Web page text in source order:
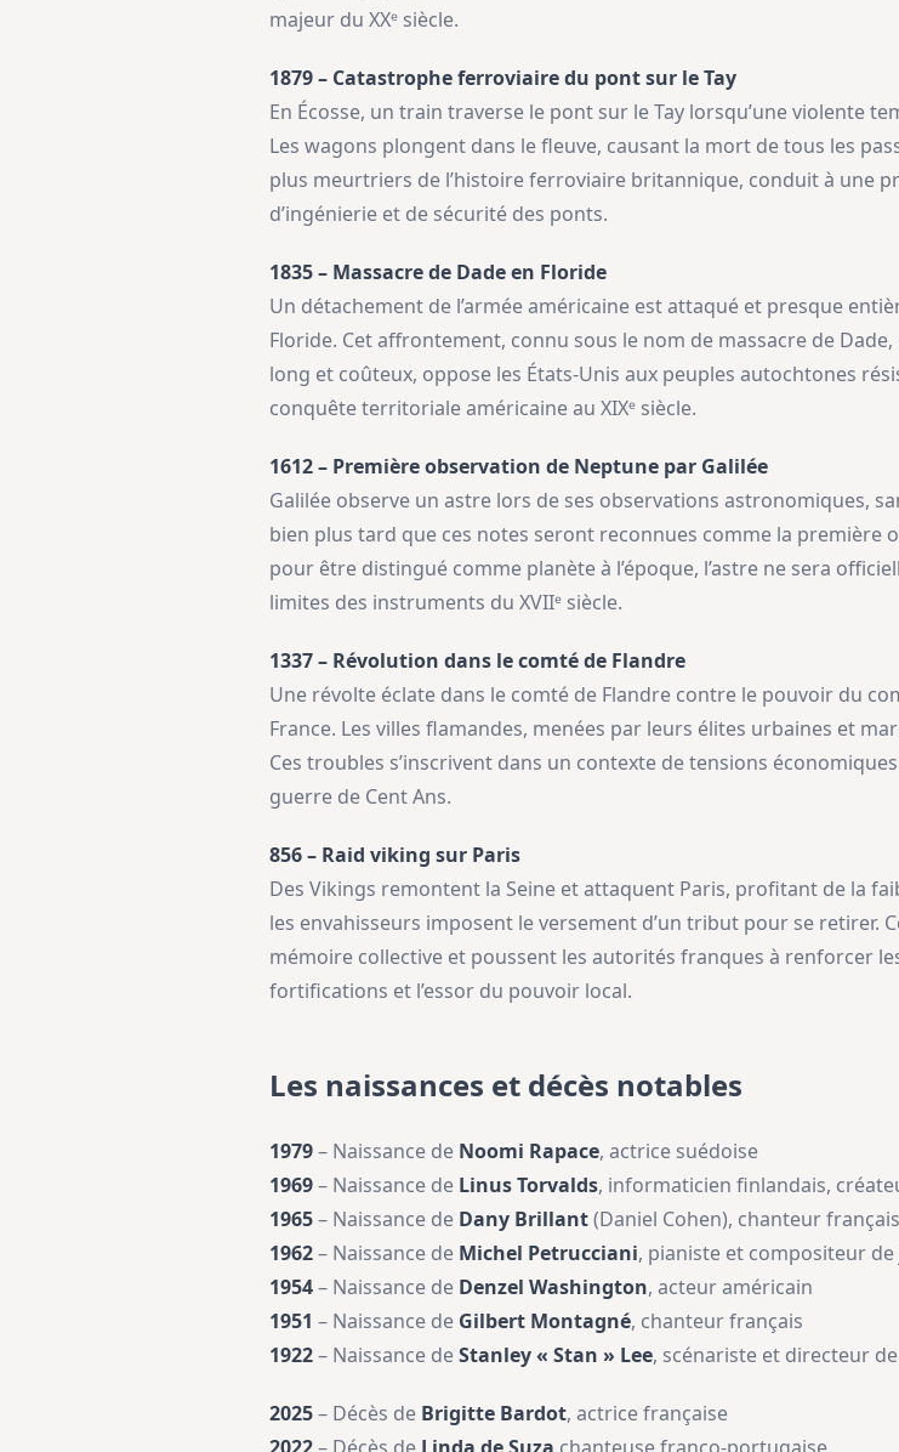
majeur du XXᵉ siècle.
1879 – Catastrophe ferroviaire du pont sur le Tay
En Écosse, un train traverse le pont sur le Tay lorsqu’une violente
Les wagons plongent dans le fleuve, causant la mort de tous les
plus meurtriers de l’histoire ferroviaire britannique, conduit à une
d’ingénierie et de sécurité des ponts.
1835 – Massacre de Dade en Floride
Un détachement de l’armée américaine est attaqué et presque
Floride. Cet affrontement, connu sous le nom de massacre de
long et coûteux, oppose les États-Unis aux peuples autochtones
conquête territoriale américaine au XIXᵉ siècle.
1612 – Première observation de Neptune par Galilée
Galilée observe un astre lors de ses observations astronomiques,
bien plus tard que ces notes seront reconnues comme la première
pour être distingué comme planète à l’époque, l’astre ne sera
limites des instruments du XVIIᵉ siècle.
1337 – Révolution dans le comté de Flandre
Une révolte éclate dans le comté de Flandre contre le pouvoir du
France. Les villes flamandes, menées par leurs élites urbaines et
Ces troubles s’inscrivent dans un contexte de tensions
guerre de Cent Ans.
856 – Raid viking sur Paris
Des Vikings remontent la Seine et attaquent Paris, profitant de la
les envahisseurs imposent le versement d’un tribut pour se retirer.
mémoire collective et poussent les autorités franques à renforcer
fortifications et l’essor du pouvoir local.
Les naissances et décès notables
1979– Naissance de Noomi Rapace, actrice suédoise
1969– Naissance de Linus Torvalds, informaticien finlandais,
1965– Naissance de Dany Brillant(Daniel Cohen), chanteur français
1962– Naissance de Michel Petrucciani, pianiste et compositeur de
1954– Naissance de Denzel Washington, acteur américain
1951 – Naissance de Gilbert Montagné, chanteur français
1922– Naissance deStanley « Stan » Lee, scénariste et directeur
2025– Décès de Brigitte Bardot, actrice française